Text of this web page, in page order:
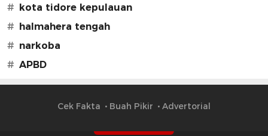
# kota tidore kepulauan
# halmahera tengah
# narkoba
# APBD
Cek Fakta Buah Pikir Advertorial